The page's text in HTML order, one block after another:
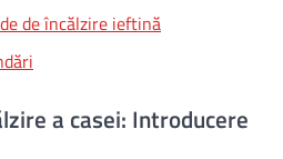
de încălzire ieftină
a casei: Introducere